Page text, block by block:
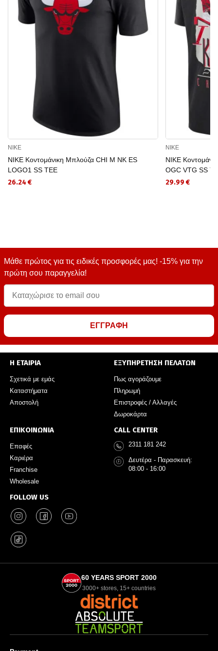
NIKE
NIKE Κοντομάνικη Μπλούζα CHI M NK ES
LOGO1 SS TEE
26.24 €
NIKE
NIKE
OGC VTG SS
29.99 €
Μάθε πρώτος για τις ειδικές προσφορές μας! -15% για την
πρώτη σου παραγγελία!
ΕΓΓΡΑΦΗ
Η ΕΤΑΙΡΙΑ
Σχετικά με εμάς
Καταστήματα
Αποστολή
ΕΞΥΠΗΡΕΤΗΣΗ ΠΕΛΑΤΩΝ
Πως αγοράζουμε
Πληρωμή
Επιστροφές / Αλλαγές
Δωροκάρτα
ΕΠΙΚΟΙΝΩΝΙΑ
Επαφές
Καριέρα
Franchise
Wholesale
FOLLOW US
CALL CENTER
2311 181 242
Δευτέρα - Παρασκευή:
08:00 - 16:00
60 YEARS SPORT 2000
3000+ stores, 15+ countries